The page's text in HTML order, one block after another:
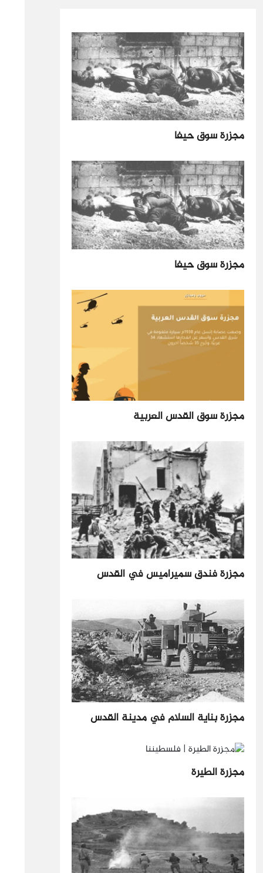
مجزرة سوق حيفا
مجزرة سوق حيفا
مجزرة سوق القدس العربية
مجزرة فندق سميراميس في القدس
مجزرة بناية السلام في مدينة القدس
مجزرة الطيرة